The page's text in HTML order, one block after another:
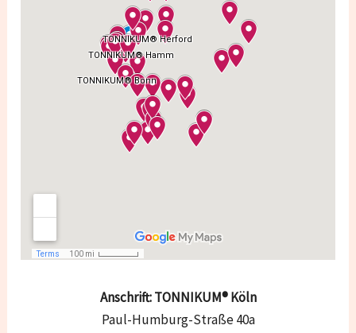
Anschrift: TONNIKUM® Köln
Paul-Humburg-Straße 40a